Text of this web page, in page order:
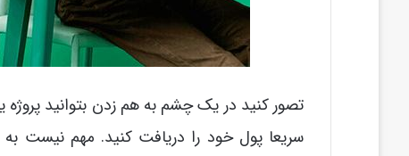
تصور کنید در یک چشم به هم زدن بتوانید پروژه
سریعا پول خود را دریافت کنید. مهم نیست به